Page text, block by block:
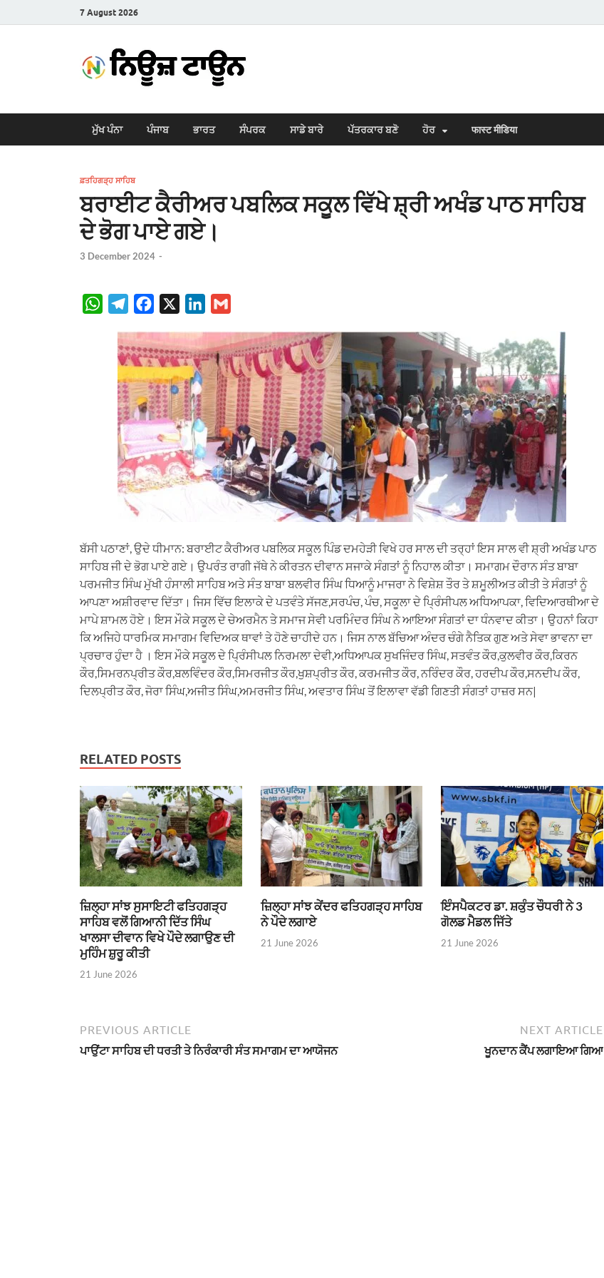
7 August 2026
ਮੁੱਖ ਪੰਨਾ ਪੰਜਾਬ ਭਾਰਤ ਸੰਪਰਕ ਸਾਡੇ ਬਾਰੇ ਪੱਤਰਕਾਰ ਬਣੋ ਹੋਰ फास्ट मीडिया
ਫ਼ਤਹਿਗੜ੍ਹ ਸਾਹਿਬ
ਬਰਾਈਟ ਕੈਰੀਅਰ ਪਬਲਿਕ ਸਕੂਲ ਵਿੱਖੇ ਸ਼੍ਰੀ ਅਖੰਡ ਪਾਠ ਸਾਹਿਬ
ਦੇ ਭੋਗ ਪਾਏ ਗਏ।
3 December 2024 -
W
l
e
g
r
a
m
c
e
b
o
o
k
n
k
e
d
I
n
a
i
l
ਬੱਸੀ ਪਠਾਣਾਂ, ਉਦੇ ਧੀਮਾਨ: ਬਰਾਈਟ ਕੈਰੀਅਰ ਪਬਲਿਕ ਸਕੂਲ ਪਿੰਡ ਦਮਹੇੜੀ ਵਿਖੇ ਹਰ ਸਾਲ ਦੀ ਤਰ੍ਹਾਂ ਇਸ ਸਾਲ ਵੀ ਸ਼੍ਰੀ ਅਖੰਡ ਪਾਠ
ਸਾਹਿਬ ਜੀ ਦੇ ਭੋਗ ਪਾਏ ਗਏ। ਉਪਰੰਤ ਰਾਗੀ ਜੱਥੇ ਨੇ ਕੀਰਤਨ ਦੀਵਾਨ ਸਜਾਕੇ ਸੰਗਤਾਂ ਨੂੰ ਨਿਹਾਲ ਕੀਤਾ। ਸਮਾਗਮ ਦੌਰਾਨ ਸੰਤ ਬਾਬਾ
ਪਰਮਜੀਤ ਸਿੰਘ ਮੁੱਖੀ ਹੰਸਾਲੀ ਸਾਹਿਬ ਅਤੇ ਸੰਤ ਬਾਬਾ ਬਲਵੀਰ ਸਿੰਘ ਧਿਆਨੂੰ ਮਾਜਰਾ ਨੇ ਵਿਸ਼ੇਸ਼ ਤੌਰ ਤੇ ਸ਼ਮੂਲੀਅਤ ਕੀਤੀ ਤੇ ਸੰਗਤਾਂ ਨੂੰ
ਆਪਣਾ ਅਸ਼ੀਰਵਾਦ ਦਿੱਤਾ। ਜਿਸ ਵਿੱਚ ਇਲਾਕੇ ਦੇ ਪਤਵੰਤੇ ਸੱਜਣ,ਸਰਪੰਚ, ਪੰਚ, ਸਕੂਲਾ ਦੇ ਪ੍ਰਿੰਸੀਪਲ ਅਧਿਆਪਕਾ, ਵਿਦਿਆਰਥੀਆ ਦੇ
ਮਾਪੇ ਸ਼ਾਮਲ ਹੋਏ। ਇਸ ਮੌਕੇ ਸਕੂਲ ਦੇ ਚੇਅਰਮੈਨ ਤੇ ਸਮਾਜ ਸੇਵੀ ਪਰਮਿੰਦਰ ਸਿੰਘ ਨੇ ਆਇਆ ਸੰਗਤਾਂ ਦਾ ਧੰਨਵਾਦ ਕੀਤਾ। ਉਹਨਾਂ ਕਿਹਾ
ਕਿ ਅਜਿਹੇ ਧਾਰਮਿਕ ਸਮਾਗਮ ਵਿਦਿਅਕ ਥਾਵਾਂ ਤੇ ਹੋਣੇ ਚਾਹੀਦੇ ਹਨ। ਜਿਸ ਨਾਲ ਬੱਚਿਆ ਅੰਦਰ ਚੰਗੇ ਨੈਤਿਕ ਗੁਣ ਅਤੇ ਸੇਵਾ ਭਾਵਨਾ ਦਾ
ਪ੍ਰਚਾਰ ਹੁੰਦਾ ਹੈ । ਇਸ ਮੌਕੇ ਸਕੂਲ ਦੇ ਪ੍ਰਿੰਸੀਪਲ ਨਿਰਮਲਾ ਦੇਵੀ,ਅਧਿਆਪਕ ਸੁਖਜਿੰਦਰ ਸਿੰਘ, ਸਤਵੰਤ ਕੌਰ,ਕੁਲਵੀਰ ਕੌਰ,ਕਿਰਨ
ਕੌਰ,ਸਿਮਰਨਪ੍ਰੀਤ ਕੌਰ,ਬਲਵਿੰਦਰ ਕੌਰ,ਸਿਮਰਜੀਤ ਕੌਰ,ਖੁਸ਼ਪ੍ਰੀਤ ਕੌਰ, ਕਰਮਜੀਤ ਕੌਰ, ਨਰਿੰਦਰ ਕੌਰ, ਹਰਦੀਪ ਕੌਰ,ਸਨਦੀਪ ਕੌਰ,
ਦਿਲਪ੍ਰੀਤ ਕੌਰ, ਜੋਰਾ ਸਿੰਘ,ਅਜੀਤ ਸਿੰਘ,ਅਮਰਜੀਤ ਸਿੰਘ, ਅਵਤਾਰ ਸਿੰਘ ਤੋਂ ਇਲਾਵਾ ਵੱਡੀ ਗਿਣਤੀ ਸੰਗਤਾਂ ਹਾਜ਼ਰ ਸਨ|
RELATED POSTS
ਜ਼ਿਲ੍ਹਾ ਸਾਂਝ ਸੁਸਾਇਟੀ ਫਤਿਹਗੜ੍ਹ
ਸਾਹਿਬ ਵਲੋਂ ਗਿਆਨੀ ਦਿੱਤ ਸਿੰਘ
ਖਾਲਸਾ ਦੀਵਾਨ ਵਿਖੇ ਪੌਦੇ ਲਗਾਉਣ ਦੀ
ਮੁਹਿੰਮ ਸ਼ੁਰੂ ਕੀਤੀ
21 June 2026
ਜ਼ਿਲ੍ਹਾ ਸਾਂਝ ਕੇਂਦਰ ਫਤਿਹਗੜ੍ਹ ਸਾਹਿਬ
ਨੇ ਪੌਦੇ ਲਗਾਏ
21 June 2026
ਇੰਸਪੈਕਟਰ ਡਾ. ਸ਼ਕੁੰਤ ਚੌਧਰੀ ਨੇ 3
ਗੋਲਡ ਮੈਡਲ ਜਿੱਤੇ
21 June 2026
PREVIOUS ARTICLE
ਪਾਉਂਟਾ ਸਾਹਿਬ ਦੀ ਧਰਤੀ ਤੇ ਨਿਰੰਕਾਰੀ ਸੰਤ ਸਮਾਗਮ ਦਾ ਆਯੋਜਨ
NEXT ARTICLE
ਖੂਨਦਾਨ ਕੈਂਪ ਲਗਾਇਆ ਗਿਆ